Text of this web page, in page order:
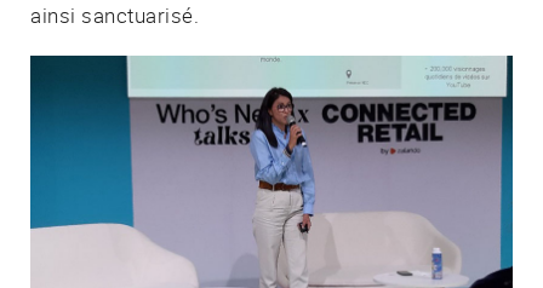
ainsi sanctuarisé.